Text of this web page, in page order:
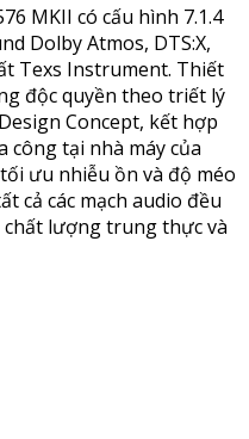
MKII có cấu hình 7.1.4
Dolby Atmos, DTS:X,
Texs Instrument. Thiết
độc quyền theo triết lý
Concept, kết hợp
công tại nhà máy của
ưu nhiễu ồn và độ méo
cả các mạch audio đều
lượng trung thực và